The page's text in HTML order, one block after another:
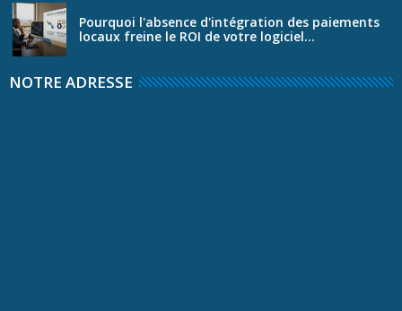
Pourquoi l'absence d'intégration des paiements
locaux freine le ROI de votre logiciel...
NOTRE ADRESSE